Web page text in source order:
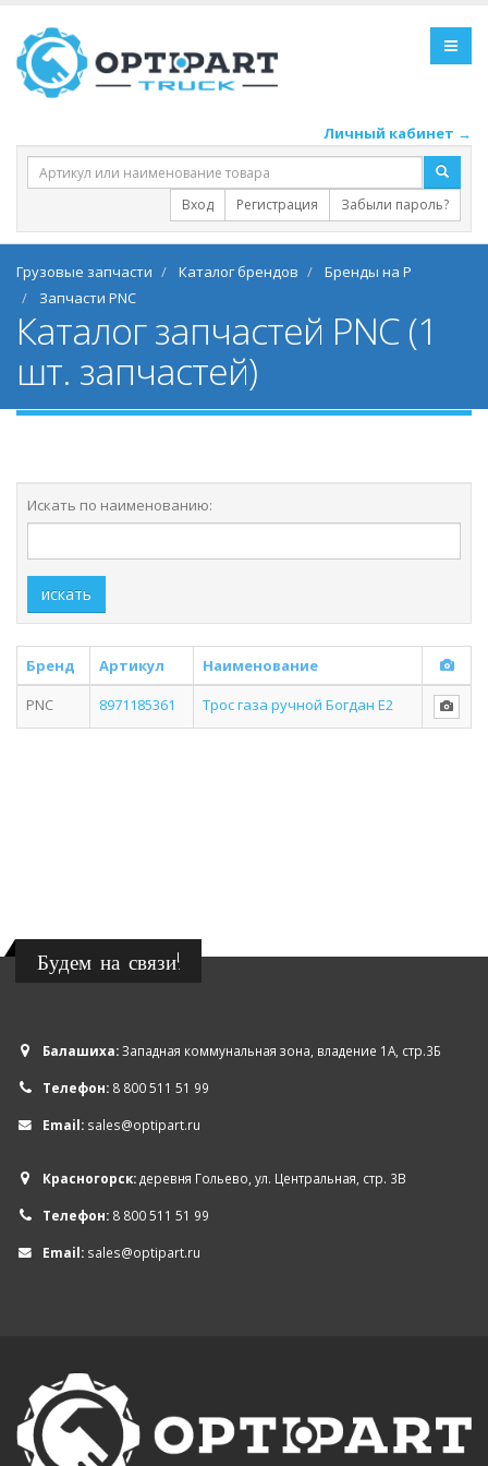
Личный кабинет →
Вход Регистрация Забыли пароль?
Грузовые запчасти Каталог брендов
Бренды на P
Запчасти PNC
Каталог запчастей PNC (1
шт. запчастей)
Искать по наименованию:
искать
Бренд Артикул
Наименование
PNC
8971185361 Трос газа ручной Богдан Е2
Будем на связи!
Балашиха:Западная коммунальная зона, владение 1А, стр.3Б
Телефон: 8 800 511 51 99
Email: sales@optipart.ru
Красногорск:деревня Гольево, ул. Центральная, стр. 3В
Телефон: 8 800 511 51 99
Email: sales@optipart.ru